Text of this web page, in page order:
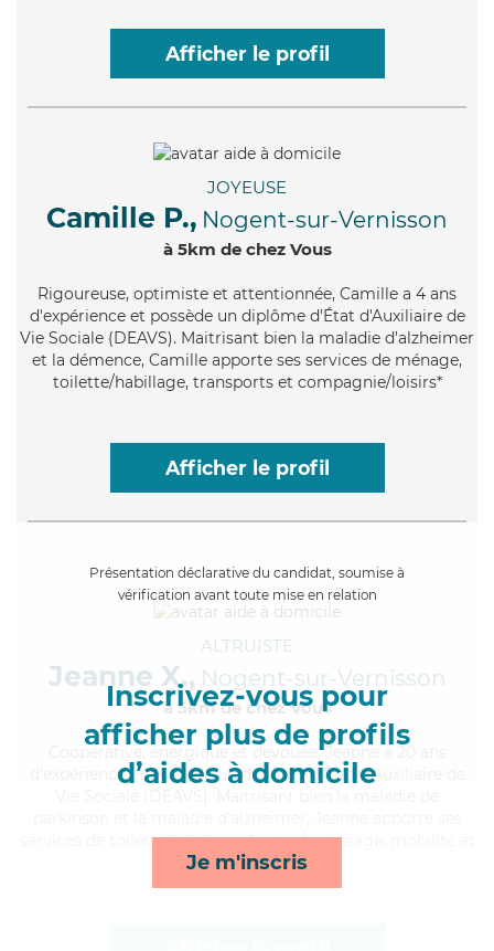
Afficher le profil
JOYEUSE
Camille P., Nogent-sur-Vernisson
à 5km de chez Vous
Rigoureuse, optimiste et attentionnée, Camille a 4 ans
d'expérience et possède un diplôme d'État d'Auxiliaire de
Vie Sociale (DEAVS). Maitrisant bien la maladie d'alzheimer
et la démence, Camille apporte ses services de ménage,
toilette/habillage, transports et compagnie/loisirs*
Afficher le profil
Présentation déclarative du candidat, soumise à
vérification avant toute mise en relation
Inscrivez-vous pour
afficher plus de profils
d’aides à domicile
Je m'inscris
ALTRUISTE
Jeanne X., Nogent-sur-Vernisson
à 5km de chez Vous
, énergique et dévouée, Jeanne a 20 ans
d'expérience et possède un diplôme d'État d'Auxiliaire de
services de toilette/habillage, lessive/repassage, mobilité et
lever/coucher*